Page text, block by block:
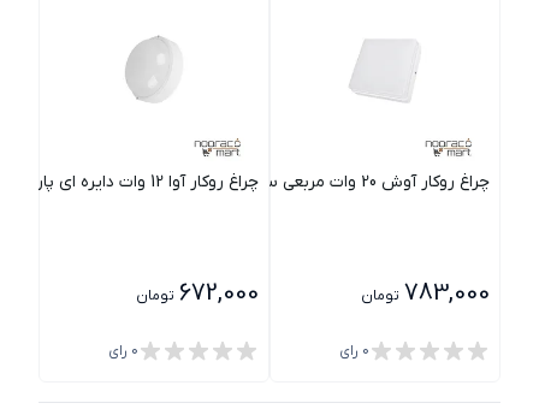
چراغ روکار آوش 20 وات مربعي سفید پارس شعاع توس
783,000 تومان
0 رای
چراغ روکار آوا 12 وات دایره ای پارس شعاع توس
672,000 تومان
0 رای